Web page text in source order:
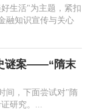
生活"为主题，紧扣
融知识宣传与关心
谜案——“隋末
间，下面尝试对"隋
研究。...